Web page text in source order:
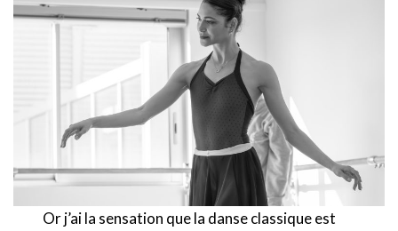
Or j’ai la sensation que la danse classique est